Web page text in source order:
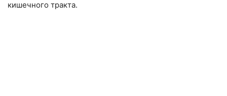
кишечного тракта.